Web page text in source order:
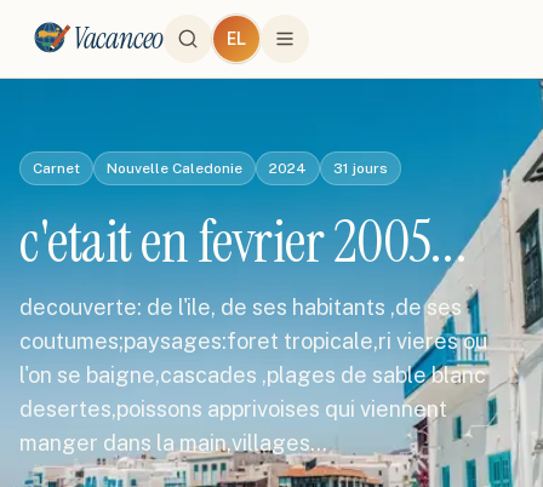
Vacanceo EL
Carnet Nouvelle Caledonie 2024 31 jours
c'etait en fevrier 2005...
decouverte: de l'ile, de ses habitants ,de ses
coutumes;paysages:foret tropicale,ri vieres ou
l'on se baigne,cascades ,plages de sable blanc
desertes,poissons apprivoises qui viennent
manger dans la main,villages…